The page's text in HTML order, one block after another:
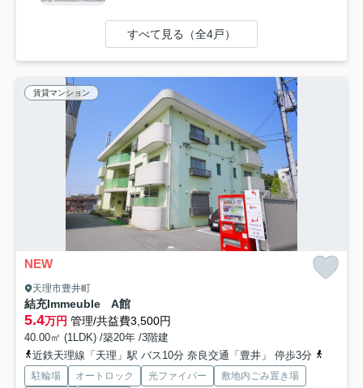
すべて見る（全4戸）
賃貸マンション
NEW
天理市豊井町
結充Immeuble A館
5.4万円 管理/共益費3,500円
40.00㎡ (1LDK) /築20年 /3階建
近鉄天理線「天理」駅 バス10分 奈良交通「豊井」 停歩3分
駐輪場 オートロック 光ファイバー
敷地内ごみ置き場